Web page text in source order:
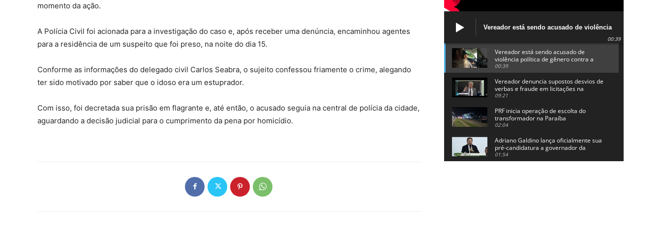
momento da ação.
A Polícia Civil foi acionada para a investigação do caso e, após receber uma denúncia, encaminhou agentes
para a residência de um suspeito que foi preso, na noite do dia 15.
Conforme as informações do delegado civil Carlos Seabra, o sujeito confessou friamente o crime, alegando
ter sido motivado por saber que o idoso era um estuprador.
Com isso, foi decretada sua prisão em flagrante e, até então, o acusado seguia na central de polícia da cidade,
aguardando a decisão judicial para o cumprimento da pena por homicídio.
Vereador está sendo acusado de violência
política de gênero contra a prefeita Lucinha
00:39
Vereador está sendo acusado de
violência política de gênero contra a
prefeita Lucinha da Saúde
00:39
Vereador denuncia supostos desvios de
verbas e fraude em licitações na
Prefeitura de Alhandra
09:21
PRF inicia operação de escolta do
transformador na Paraíba
02:04
Adriano Galdino lança oficialmente sua
pré-candidatura a governador da
Paraíba
01:54